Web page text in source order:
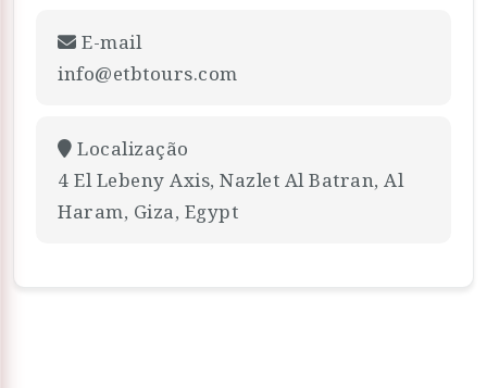
E-mail
info@etbtours.com
Localização
4 El Lebeny Axis, Nazlet Al Batran, Al
Haram, Giza, Egypt